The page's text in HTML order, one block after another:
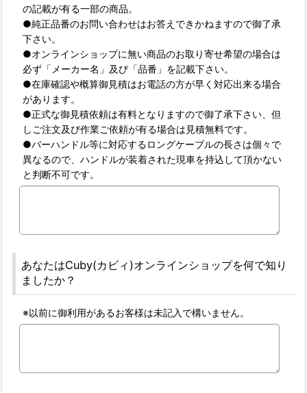
の記載が有る一部の商品。
●純正品番のお問い合わせはお答えできかねますので御了承
下さい。
●オンラインショップに無い商品のお取り寄せ希望の場合は
必ず「メーカー名」及び「品番」を記載下さい。
●在庫確認や概算御見積はお電話の方が早く対応出来る場合
があります。
●正式な御見積依頼は有料となりますので御了承下さい、但
しご注文及び作業ご依頼が有る場合は見積無料です。
●バーハンドル等に対応するロングケーブルの長さは個々で
異なるので、ハンドルが装着された現車を持込して頂かない
と判断不可です。
あなたはCuby(カビィ)オンラインショップを何で知り
ましたか？
※以前に御利用があるお客様は未記入で構いません。